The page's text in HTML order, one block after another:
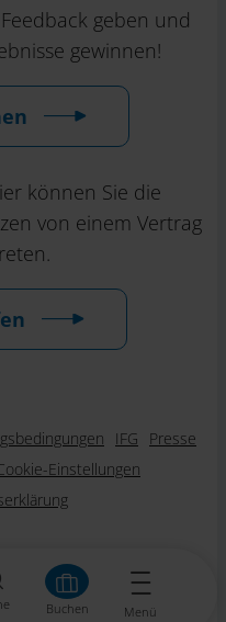
Buchen Menü
geben und
gewinnen!
können Sie die
von einem Vertrag
IFG
Presse
Einstellungen